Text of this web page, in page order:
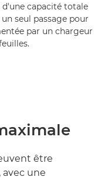
capacité totale
seul passage pour
par un chargeur
être
une